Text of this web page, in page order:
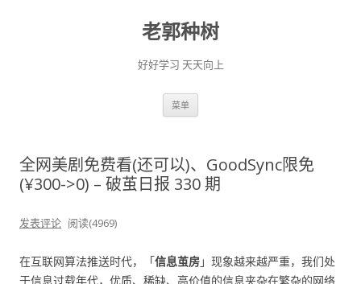
老郭种树
好好学习 天天向上
菜单
全网美剧免费看(还可以)、GoodSync限免
(¥300->0) – 破茧日报 330 期
发表评论 阅读(4969)
在互联网算法推送时代，「信息茧房」现象越来越严重，我们处
于信息过载年代，优质、稀缺、高价值的信息夹杂在繁杂的网络